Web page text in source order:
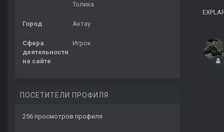
Толика
Город Актау
Сфера
деятельности
на сайте
Игрок
ПОСЕТИТЕЛИ ПРОФИЛЯ
256 просмотров профиля